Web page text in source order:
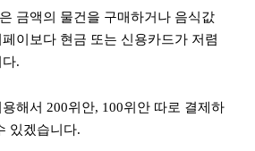
금액의 물건을 구매하거나 음식값
이보다 현금 또는 신용카드가 저렴
.
해서 200위안, 100위안 따로 결제하
있겠습니다.